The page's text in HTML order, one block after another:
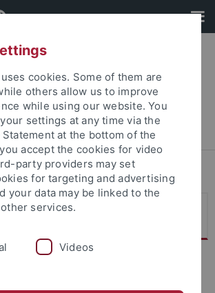
... Kurse
Sprachkurse und
2026
cookies. Some of them are
others allow us to improve
while using our website. You
settings at any time via the
Statement at the bottom of the
accept the cookies for video
party providers may set
for targeting and advertising
your data may be linked to the
services.
Videos